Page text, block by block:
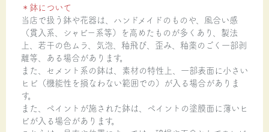
＊鉢について
当店で扱う鉢や花器は、ハンドメイドのものや、風合い感
（貫入系、シャビー系等）を高めたものが多くあり、製法
上、若干の色ムラ、気泡、釉飛び、歪み、釉薬のごく一部剥
離等、ある場合があります。
また、セメント系の鉢は、素材の特性上、一部表面に小さい
ヒビ（機能性を損なわない範囲での）が入る場合がありま
す。
また、ペイントが施された鉢は、ペイントの塗膜面に薄いヒ
ビが入る場合があります。